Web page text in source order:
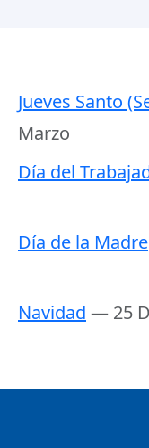
Jueves Santo
Marzo
Día del
Día de la Madre
Navidad — 25